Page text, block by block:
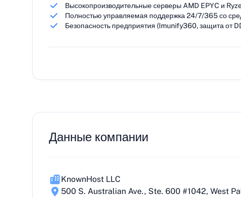
Высокопроизводительные серверы AMD EPYC и
Полностью управляемая поддержка 24/7/365 со
Безопасность предприятия (Imunify360, защита от
Данные компании
KnownHost LLC
500 S. Australian Ave., Ste. 600 #1042, West